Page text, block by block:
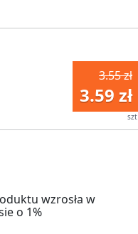
3.55 zł
3.59 zł
szt
wzrosła w
o 1%